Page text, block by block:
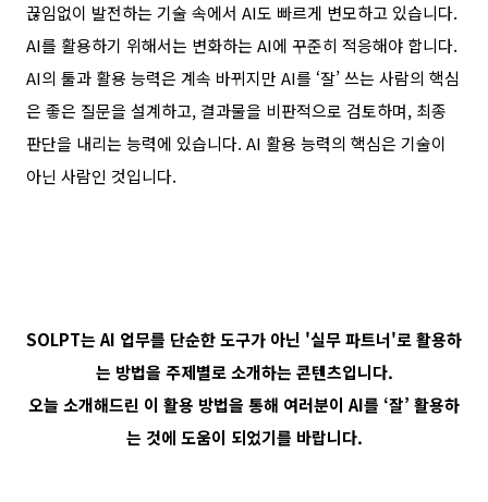
끊임없이 발전하는 기술 속에서 AI도 빠르게 변모하고 있습니다.
AI를 활용하기 위해서는 변화하는 AI에 꾸준히 적응해야 합니다.
AI의 툴과 활용 능력은 계속 바뀌지만 AI를 ‘잘’쓰는 사람의 핵심
은 좋은 질문을 설계하고,결과물을 비판적으로 검토하며, 최종
판단을 내리는 능력에 있습니다. AI 활용 능력의 핵심은 기술이
아닌 사람인 것입니다.
SOLPT는 AI 업무를 단순한 도구가 아닌 '실무 파트너'로 활용하
는 방법을 주제별로 소개하는 콘텐츠입니다.
오늘 소개해드린 이 활용 방법을 통해 여러분이 AI를 ‘잘’ 활용하
는 것에 도움이 되었기를 바랍니다.